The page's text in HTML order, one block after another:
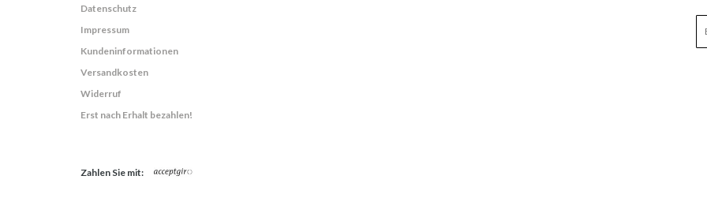
Datenschutz
Impressum
Kundeninformationen
Versandkosten
Widerruf
Erst nach Erhalt bezahlen!
Zahlen Sie mit: